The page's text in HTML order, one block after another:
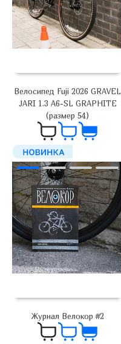
Велосипед Fuji 2026 GRAVEL
JARI 1.3 A6-SL GRAPHITE
(размер 54)
179 000₽
Журнал Велокор #2